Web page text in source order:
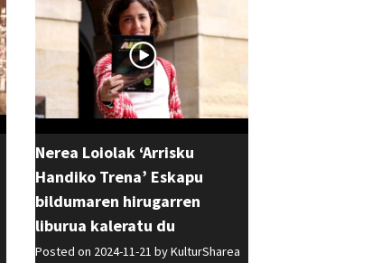
Nerea Loiolak ‘Arrisku
Handiko Trena’ Eskapu
bildumaren hirugarren
liburua kaleratu du
Posted on 2024-11-21 byKulturSharea